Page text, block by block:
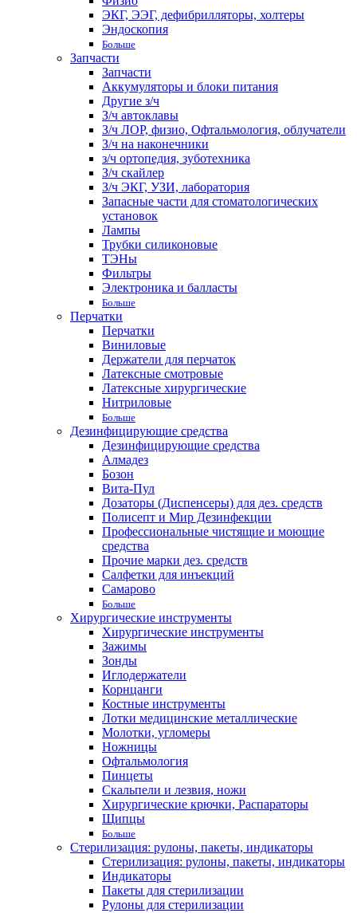
ЭКГ, ЭЭГ, дефибрилляторы, холтеры
Эндоскопия
Больше
Запчасти
Запчасти
Аккумуляторы и блоки питания
Другие з/ч
З/ч автоклавы
З/ч ЛОР, физио, Офтальмология, облучатели
З/ч на наконечники
з/ч ортопедия, зуботехника
З/ч скайлер
З/ч ЭКГ, УЗИ, лаборатория
Запасные части для стоматологических
установок
Лампы
Трубки силиконовые
ТЭНы
Фильтры
Электроника и балласты
Больше
Перчатки
Перчатки
Виниловые
Держатели для перчаток
Латексные смотровые
Латексные хирургические
Нитриловые
Больше
Дезинфицирующие средства
Дезинфицирующие средства
Алмадез
Бозон
Вита-Пул
Дозаторы (Диспенсеры) для дез. средств
Полисепт и Мир Дезинфекции
Профессиональные чистящие и моющие
средства
Прочие марки дез. средств
Салфетки для инъекций
Самарово
Больше
Хирургические инструменты
Хирургические инструменты
Зажимы
Зонды
Иглодержатели
Корнцанги
Костные инструменты
Лотки медицинские металлические
Молотки, угломеры
Ножницы
Офтальмология
Пинцеты
Скальпели и лезвия, ножи
Хирургические крючки, Распараторы
Щипцы
Больше
Стерилизация: рулоны, пакеты, индикаторы
Стерилизация: рулоны, пакеты, индикаторы
Индикаторы
Пакеты для стерилизации
Рулоны для стерилизации